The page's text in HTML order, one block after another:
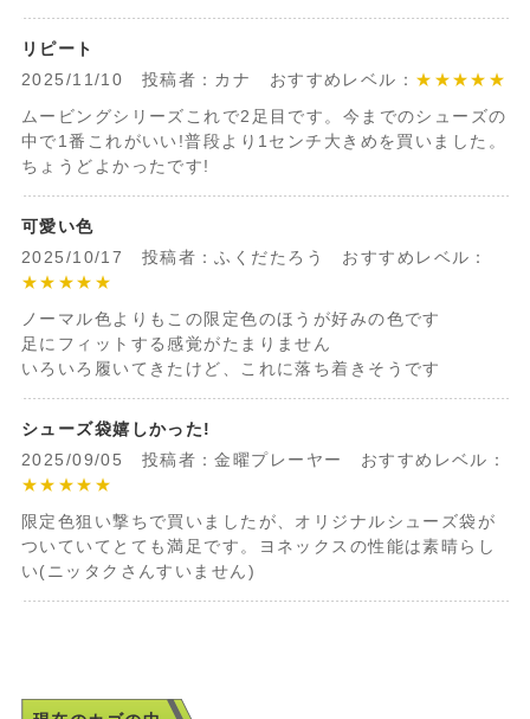
リピート
2025/11/10 投稿者：カナ おすすめレベル： ★★★★★
ムービングシリーズこれで2足目です。今までのシューズの
中で1番これがいい!普段より1センチ大きめを買いました。
ちょうどよかったです!
可愛い色
2025/10/17 投稿者：ふくだたろう おすすめレベル：
★★★★★
ノーマル色よりもこの限定色のほうが好みの色です
足にフィットする感覚がたまりません
いろいろ履いてきたけど、これに落ち着きそうです
シューズ袋嬉しかった!
2025/09/05 投稿者：金曜プレーヤー おすすめレベル：
★★★★★
限定色狙い撃ちで買いましたが、オリジナルシューズ袋が
ついていてとても満足です。ヨネックスの性能は素晴らし
い(ニッタクさんすいません)